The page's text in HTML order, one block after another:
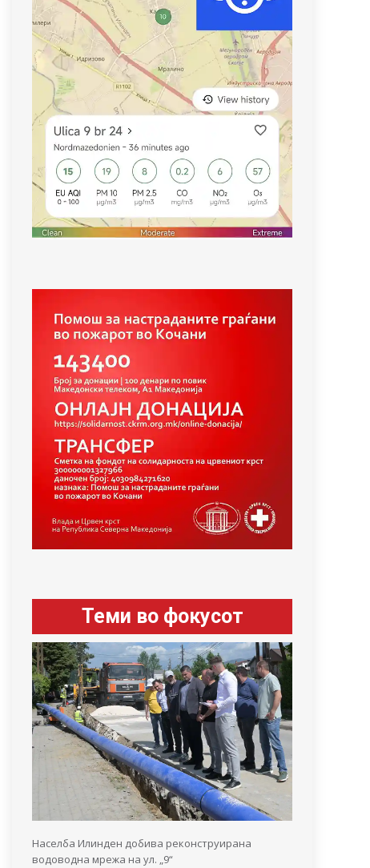
Теми во фокусот
Населба Илинден добива реконструирана
водоводна мрежа на ул. „9“